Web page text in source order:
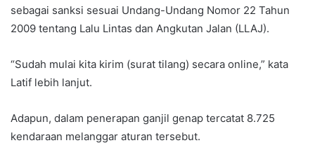
sebagai sanksi sesuai Undang-Undang Nomor 22 Tahun
2009 tentang Lalu Lintas dan Angkutan Jalan (LLAJ).
“Sudah mulai kita kirim (surat tilang) secara online,” kata
Latif lebih lanjut.
Adapun, dalam penerapan ganjil genap tercatat 8.725
kendaraan melanggar aturan tersebut.